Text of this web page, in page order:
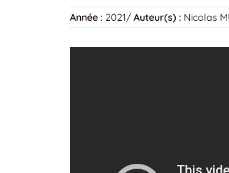
Année : 2021/ Auteur(s) : Nicolas